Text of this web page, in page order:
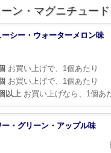
ン・マグニチュー
ーシー・ウォーターメロン味
お買い上げで、1個あたり
お買い上げで、1個あたり
以上 お買い上げなら、1個あ
ー・グリーン・アップル味